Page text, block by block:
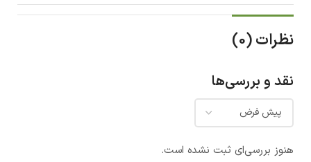
نظرات (0)
نقد و بررسی‌ها
هنوز بررسی‌ای ثبت نشده است.